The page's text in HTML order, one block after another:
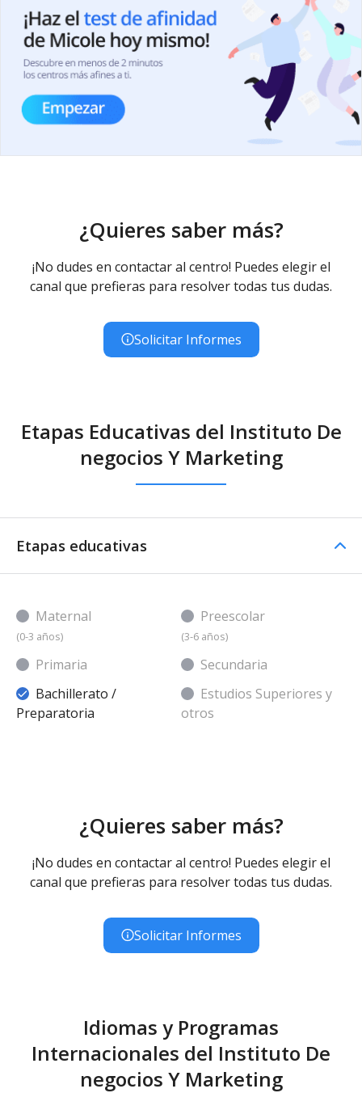
¿Quieres saber más?
¡No dudes en contactar al centro! Puedes elegir el
canal que prefieras para resolver todas tus dudas.
Solicitar Informes
Etapas Educativas del Instituto De
negocios Y Marketing
Etapas educativas
Maternal
(0-3 años)
Preescolar
(3-6 años)
Primaria
Secundaria
Bachillerato /
Preparatoria
Estudios Superiores y
otros
¿Quieres saber más?
¡No dudes en contactar al centro! Puedes elegir el
canal que prefieras para resolver todas tus dudas.
Solicitar Informes
Idiomas y Programas
Internacionales del Instituto De
negocios Y Marketing